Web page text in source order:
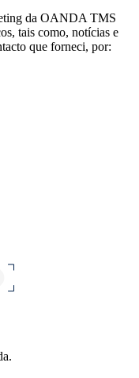
da OANDA TMS
tais como, notícias e
que forneci, por: